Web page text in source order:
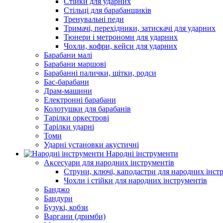
Стільці для барабанщиків
Тренувальні педи
Тримачі, перехідники, затискачі для ударних
Тюнери і метрономи для ударних
Чохли, кофри, кейси для ударних
Барабани малі
Барабани маршові
Барабанні палички, щітки, родси
Бас-барабани
Драм-машини
Електронні барабани
Колотушки для барабанів
Тарілки оркестрові
Тарілки ударні
Томи
Ударні установки акустичні
Народні інструменти
Аксесуари для народних інструментів
Струни, ключі, каподастри для народних
Чохли і стійки для народних інструментів
Банджо
Бандури
Бузукі, кобзи
Варгани (дримби)